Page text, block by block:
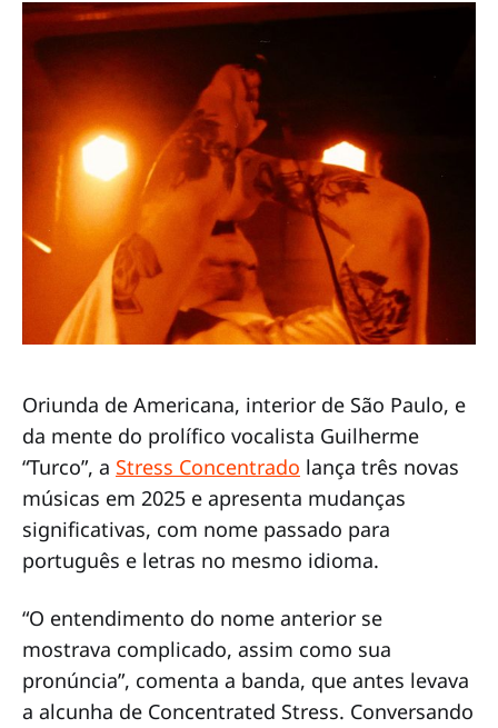
Oriunda de Americana, interior de São Paulo, e
da mente do prolífico vocalista Guilherme
“Turco”, a Stress Concentrado lança três novas
músicas em 2025 e apresenta mudanças
significativas, com nome passado para
português e letras no mesmo idioma.
“O entendimento do nome anterior se
mostrava complicado, assim como sua
pronúncia”, comenta a banda, que antes levava
a alcunha de Concentrated Stress. Conversando